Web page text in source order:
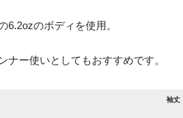
のボディを使用。
ー使いとしてもおすすめです。
袖丈